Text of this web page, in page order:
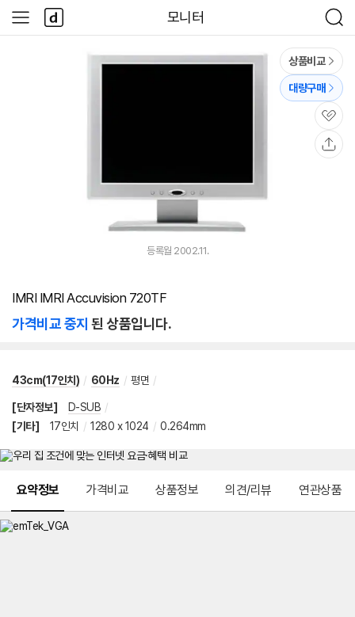
모니터
검
색
사
이
다
나
와
상품비교
대량구매
관
심
등록월 2002.11.
IMRI IMRI Accuvision 720TF
가격비교 중지 된 상품입니다.
43cm(17인치) / 60Hz / 평면 /
[단자정보] D-SUB /
[기타]
17인치 / 1280 x 1024 / 0.264mm
요약정보 가격비교 상품정보 의견/리뷰 연관상품